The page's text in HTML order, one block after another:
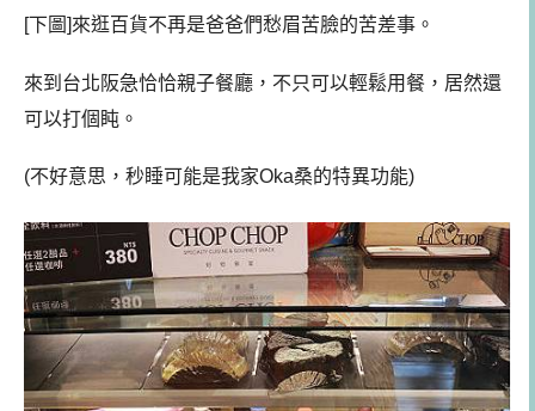
[下圖]來逛百貨不再是爸爸們愁眉苦臉的苦差事。
來到台北阪急恰恰親子餐廳，不只可以輕鬆用餐，居然還
可以打個盹。
(不好意思，秒睡可能是我家Oka桑的特異功能)